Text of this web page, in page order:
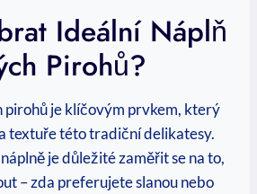
Ideální Náplň
Pirohů?
pirohů je klíčovým prvkem, který
textuře této tradiční delikatesy.
je důležité zaměřit se na to,
– zda preferujete slanou nebo